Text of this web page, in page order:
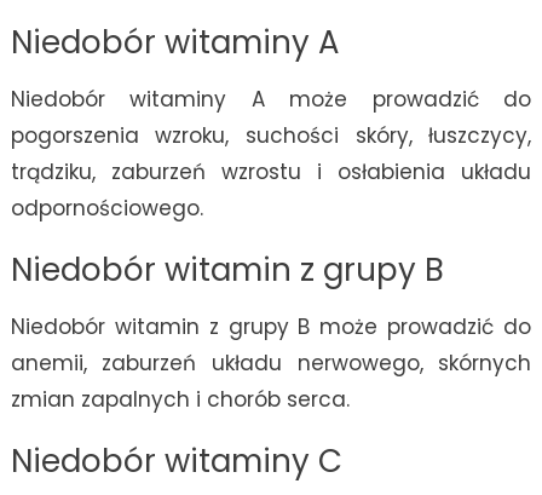
Niedobór witaminy A
Niedobór witaminy A może prowadzić do
pogorszenia wzroku, suchości skóry, łuszczycy,
trądziku, zaburzeń wzrostu i osłabienia układu
odpornościowego.
Niedobór witamin z grupy B
Niedobór witamin z grupy B może prowadzić do
anemii, zaburzeń układu nerwowego, skórnych
zmian zapalnych i chorób serca.
Niedobór witaminy C